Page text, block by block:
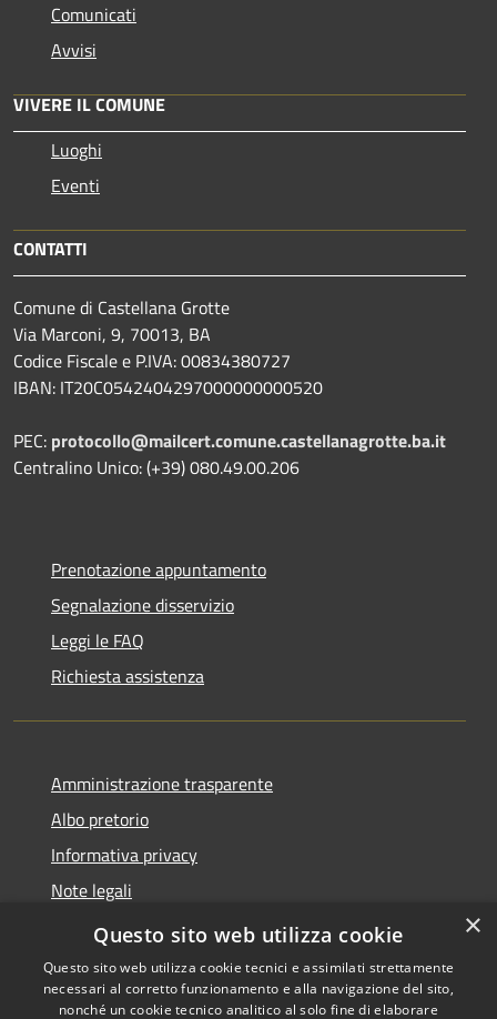
Comunicati
Avvisi
VIVERE IL COMUNE
Luoghi
Eventi
CONTATTI
Comune di Castellana Grotte
Via Marconi, 9, 70013, BA
Codice Fiscale e P.IVA: 00834380727
IBAN: IT20C0542404297000000000520
PEC: protocollo@mailcert.comune.castellanagrotte.ba.it
Centralino Unico: (+39) 080.49.00.206
Prenotazione appuntamento
Segnalazione disservizio
Leggi le FAQ
Richiesta assistenza
Amministrazione trasparente
Albo pretorio
Informativa privacy
Note legali
Dichiarazione di accessibilità
×
Questo sito web utilizza cookie
Questo sito web utilizza cookie tecnici e assimilati strettamente
necessari al corretto funzionamento e alla navigazione del sito,
nonché un cookie tecnico analitico al solo fine di elaborare